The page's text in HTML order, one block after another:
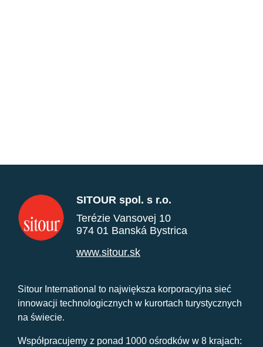
SITOUR spol. s r.o.
Terézie Vansovej 10
974 01 Banská Bystrica
www.sitour.sk
Sitour International to największa korporacyjna sieć
innowacji technologicznych w kurortach turystycznych
na świecie.
Współpracujemy z ponad 1000 ośrodków w 8 krajach: